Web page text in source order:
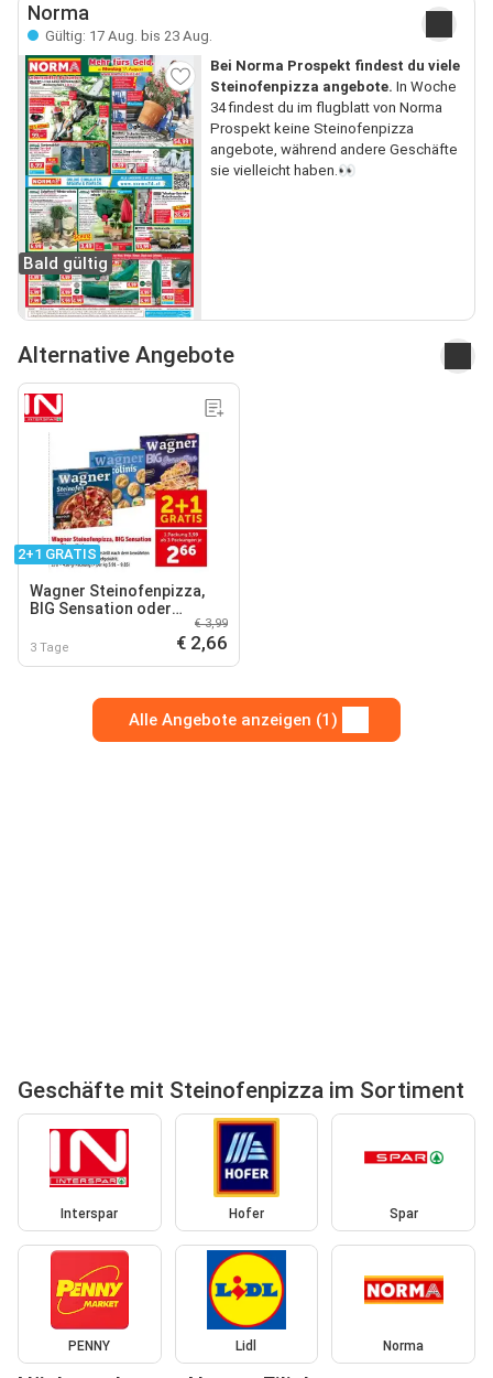
Norma
Gültig: 17 Aug. bis 23 Aug.
Bald gültig
Bei Norma Prospekt findest du viele
Steinofenpizza angebote. In Woche
34 findest du im flugblatt von Norma
Prospekt keine Steinofenpizza
angebote, während andere Geschäfte
sie vielleicht haben.👀
Alternative Angebote
2+1 GRATIS
Wagner Steinofenpizza,
BIG Sensation oder
3 Tage
€ 3,99
€ 2,66
Alle Angebote anzeigen (1)
Geschäfte mit Steinofenpizza im Sortiment
Interspar Hofer Spar
PENNY Lidl Norma